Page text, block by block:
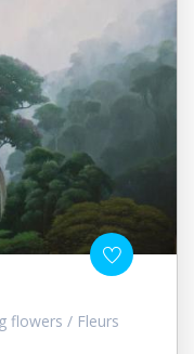
flowers / Fleurs